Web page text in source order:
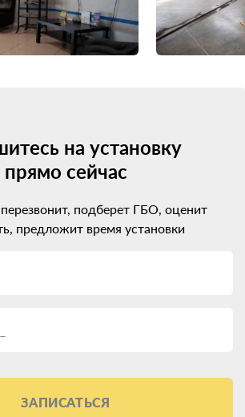
на установку
прямо сейчас
подберет ГБО, оценит
предложит время установки
ЗАПИСАТЬСЯ